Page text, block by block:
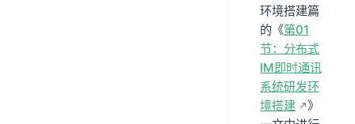
环境搭建篇
的《第01
节：分布式
IM即时通讯
系统研发环
境搭建
》